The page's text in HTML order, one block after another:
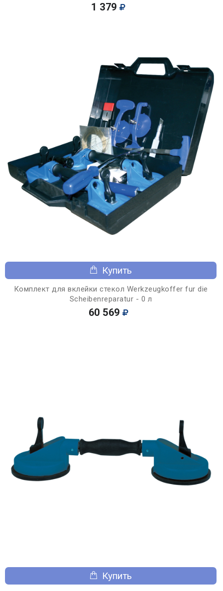
1 379
Купить
Комплект для вклейки стекол Werkzeugkoffer fur die
Scheibenreparatur - 0 л
60 569
Купить